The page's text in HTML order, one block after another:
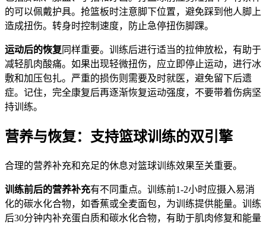
的可以佩戴护具。抢篮板时注意脚下位置，避免踩到他人脚上
造成扭伤。转身时控制速度，防止急停扭伤脚踝。
运动后的恢复 同样重要。训练后进行适当的拉伸放松，有助于
减轻肌肉酸痛。如果出现轻微扭伤，应立即停止运动，进行冰
敷和加压包扎。严重的损伤则需要及时就医，避免留下后遗
症。记住，完全康复后再逐渐恢复运动强度，不要带着伤病坚
持训练。
营养与恢复：支持篮球训练的双引擎
合理的营养补充和充足的休息对篮球训练效果至关重要。
训练前后的营养补充有不同重点。训练前1-2小时应摄入易消
化的碳水化合物，如香蕉或全麦面包，为训练提供能量。训练
后30分钟内补充蛋白质和碳水化合物，有助于肌肉修复和能量